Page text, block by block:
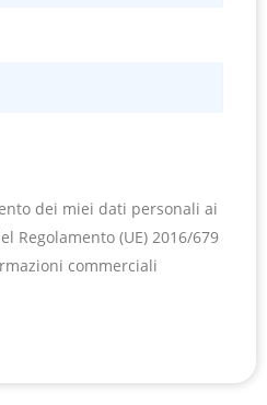
dei miei dati personali ai
Regolamento (UE) 2016/679
commerciali